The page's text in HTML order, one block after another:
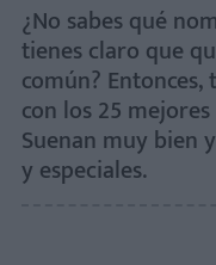
¿No sabes qué
tienes claro que
común?
con los 25
Suenan muy bien
y especiales.